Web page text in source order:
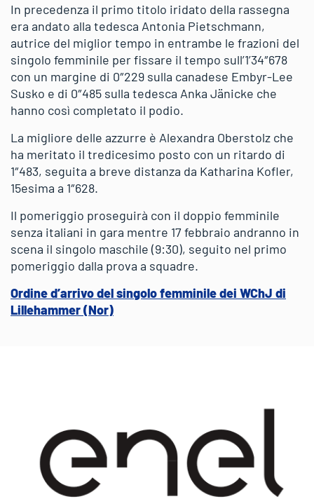
In precedenza il primo titolo iridato della rassegna
era andato alla tedesca Antonia Pietschmann,
autrice del miglior tempo in entrambe le frazioni del
singolo femminile per fissare il tempo sull’1’34″678
con un margine di 0″229 sulla canadese Embyr-Lee
Susko e di 0″485 sulla tedesca Anka Jänicke che
hanno così completato il podio.
La migliore delle azzurre è Alexandra Oberstolz che
ha meritato il tredicesimo posto con un ritardo di
1″483, seguita a breve distanza da Katharina Kofler,
15esima a 1″628.
Il pomeriggio proseguirà con il doppio femminile
senza italiani in gara mentre 17 febbraio andranno in
scena il singolo maschile (9:30), seguito nel primo
pomeriggio dalla prova a squadre.
Ordine d’arrivo del singolo femminile dei WChJ di
Lillehammer (Nor)